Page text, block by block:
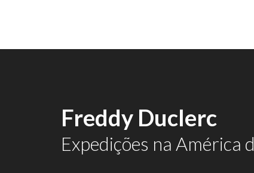
Freddy Duclerc
Expedições na América